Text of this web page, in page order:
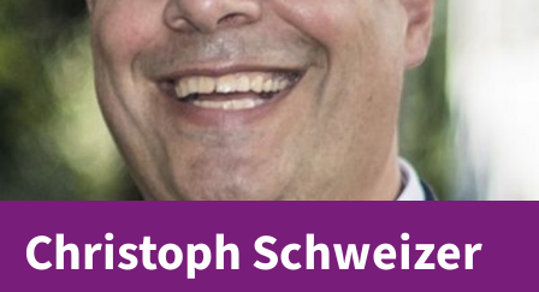
Christoph Schweizer